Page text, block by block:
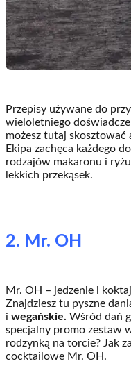
Przepisy używane do
wieloletniego
możesz tutaj
Ekipa zachęca każdego
rodzajów makaronu i
lekkich przekąsek.
2. Mr. OH
Mr. OH – jedzenie i
Znajdziesz tu pyszne
i wegańskie. Wśród dań
specjalny promo zestaw
rodzynką na torcie? Jak
cocktailowe Mr. OH.